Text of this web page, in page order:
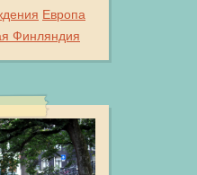
Европа
Финляндия